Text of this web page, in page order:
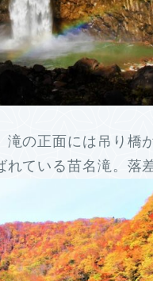
滝の正面には吊り
れている苗名滝。落